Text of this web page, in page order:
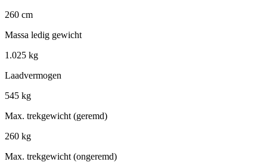
260 cm
Massa ledig gewicht
1.025 kg
Laadvermogen
545 kg
Max. trekgewicht (geremd)
260 kg
Max. trekgewicht (ongeremd)